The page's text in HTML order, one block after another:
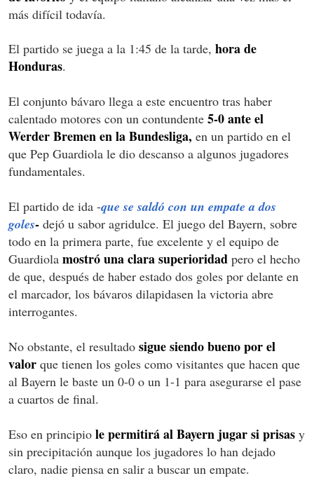
más difícil todavía.
El partido se juega a la 1:45 de la tarde, hora de
Honduras.
El conjunto bávaro llega a este encuentro tras haber
calentado motores con un contundente 5-0 ante el
Werder Bremen en la Bundesliga, en un partido en el
que Pep Guardiola le dio descanso a algunos jugadores
fundamentales.
El partido de ida -que se saldó con un empate a dos
goles- dejó u sabor agridulce. El juego del Bayern, sobre
todo en la primera parte, fue excelente y el equipo de
Guardiola mostró una clara superioridad pero el hecho
de que, después de haber estado dos goles por delante en
el marcador, los bávaros dilapidasen la victoria abre
interrogantes.
No obstante, el resultado sigue siendo bueno por el
valor que tienen los goles como visitantes que hacen que
al Bayern le baste un 0-0 o un 1-1 para asegurarse el pase
a cuartos de final.
Eso en principio le permitirá al Bayern jugar si prisas y
sin precipitación aunque los jugadores lo han dejado
claro, nadie piensa en salir a buscar un empate.